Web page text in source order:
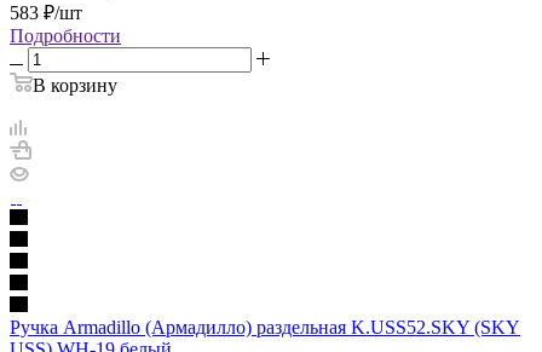
583 ₽/шт
Подробности
В корзину
Ручка Armadillo (Армадилло) раздельная K.USS52.SKY (SKY